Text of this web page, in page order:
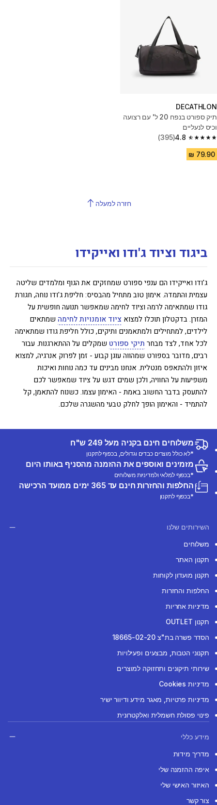
DECATHLON
תיק ספורט בנפח 20 ל' עם רצועה
וכיס לנעליים
4.8
4.8 out of 5 stars from 395 reviews
(395)
חזרה למעלה
ביגוד וציוד ג'ודו ואייקידו
ג'ודו ואייקידו הם ענפי ספורט שמחזקים את הגוף ומלמדים שליטה
עצמית והתמדה. אימון טוב מתחיל מהבסיס: חליפת ג'ודו נוחה, חגורת
גודו שמתאימה לרמה וציוד לחימה שמאפשר תנועה חופשית על
המזרן. בדקטלון תוכלו למצוא ציוד אומנויות לחימה שמתאים
לילדים, למתחילים ולמתאמנים ותיקים, כולל חליפת גודו שמתאימה
לכל אחד, לצד מבחר תיקי ספורט שמקלים על ההתארגנות. עבור
רבים, מדובר בספורט שמהווה עוגן קבוע - זמן לפרוק אנרגיה, למצוא
איזון ולהתאפס מנטלית. אנחנו מבינים עד כמה נוחות ואיכות
משפיעות על החוויה, ולכן שמים דגש על ציוד שמאפשר לכם
להתעסק בדבר החשוב באמת - האימון עצמו. כשנוח להתאמן, קל
להתמיד - והאימון הופך לחלק טבעי מהשגרה שלכם.
משלוחים חינם בקניה מעל 249 ש"ח
*לא כולל מוצרים כבדים וגדולים, בכפוף לתקנון
מזמינים ואוספים את ההזמנה מהסניף באותו היום
*בכפוף למלאי ולמדיניות משלוחים
החלפות והחזרות חינם עד 365 ימים ממועד הרכישה
*בכפוף לתקנון
השירותים שלנו
משלוחים
תקנון האתר
תקנון מועדון לקוחות
החלפות והחזרות
מדיניות אחריות
תקנון OUTLET
הסדר פשרה בת"צ 18665-02-20
תקנוני הטבות, מבצעים ופעילויות
שירותי תיקונים ותחזוקה למוצרים
מדיניות Cookies
מדיניות פרטיות, מאגר מידע ודיוור ישיר
פינוי פסולת חשמלית ואלקטרונית
מידע כללי
מדריך מידות
איפה ההזמנה שלי
האיזור האישי שלי
צור קשר